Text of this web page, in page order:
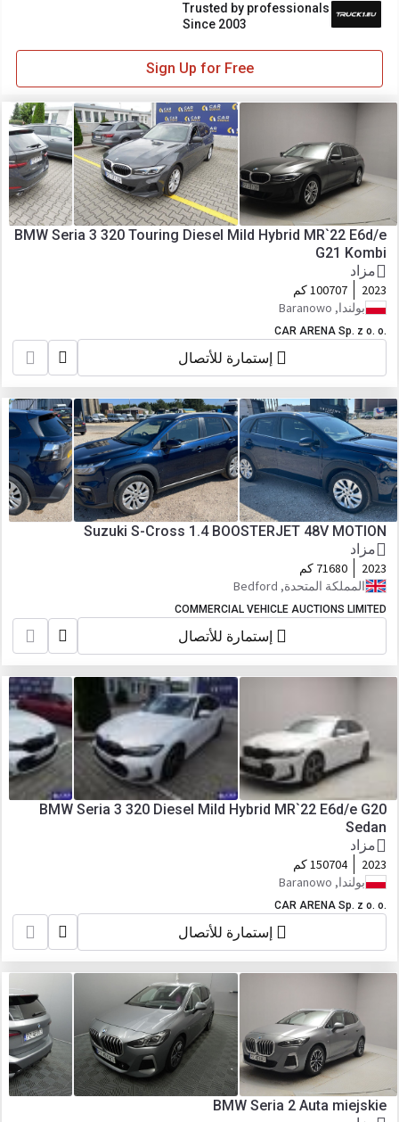
Trusted by professionals
Since 2003
Sign Up for Free
BMW Seria 3 320 Touring Diesel Mild Hybrid MR`22 E6d/e
G21 Kombi
مزاد
2023
100707 كم
بولندا, Baranowo
CAR ARENA Sp. z o. o.
إستمارة للأتصال
Suzuki S-Cross 1.4 BOOSTERJET 48V MOTION
مزاد
2023
71680 كم
المملكة المتحدة, Bedford
COMMERCIAL VEHICLE AUCTIONS LIMITED
إستمارة للأتصال
BMW Seria 3 320 Diesel Mild Hybrid MR`22 E6d/e G20
Sedan
مزاد
2023
150704 كم
بولندا, Baranowo
CAR ARENA Sp. z o. o.
إستمارة للأتصال
BMW Seria 2 Auta miejskie